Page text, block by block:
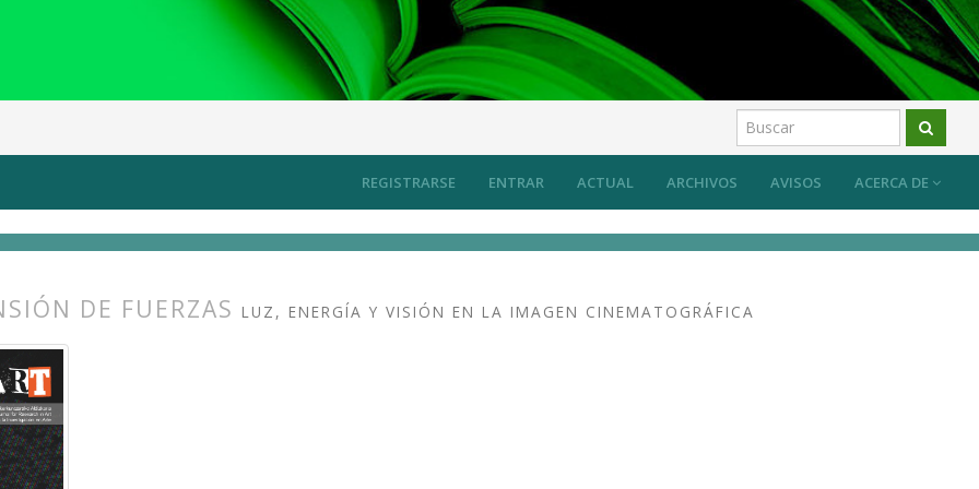
ACTUAL ARCHIVOS AVISOS ACERCA DE
REGISTRARSE ENTRAR
energía, conectividad Artículos
DE FUERZAS LUZ, ENERGÍA Y VISIÓN EN LA IMAGEN CINEMATOGRÁFICA